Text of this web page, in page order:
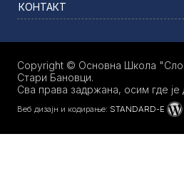
КОНТАКТ
Copyright © Основна Школа
Стари Бановци.
Сва права задржана, осим где је
Веб дизајн и кодирање: STANDARD-E